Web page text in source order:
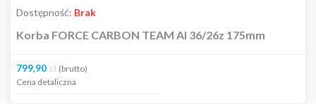
Dostępność: Brak
Korba FORCE CARBON TEAM Al 36/26z 175mm
799,90 zł (brutto)
Cena detaliczna